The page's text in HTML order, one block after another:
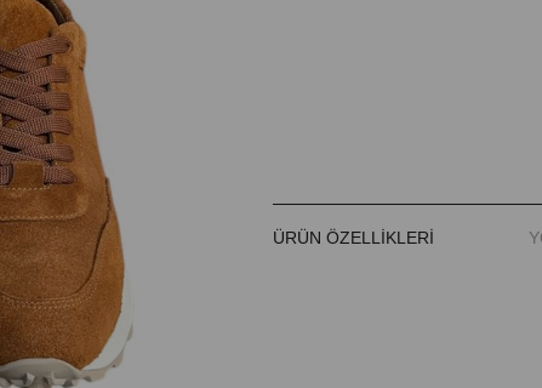
ÜRÜN ÖZELLIKLERI